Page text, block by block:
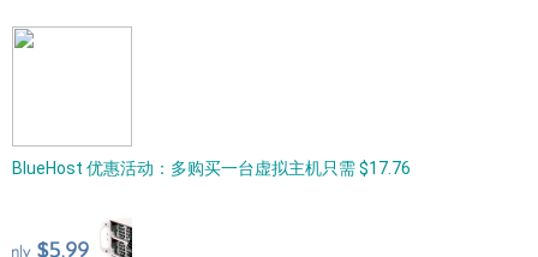
BlueHost 优惠活动：多购买一台虚拟主机只需 $17.76